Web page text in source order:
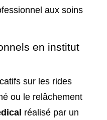
aux soins
en institut
sur les rides
ou le relâchement
réalisé par un